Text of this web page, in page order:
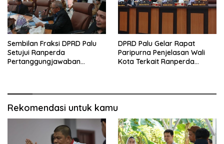
Sembilan Fraksi DPRD Palu
Setujui Ranperda
Pertanggungjawaban
DPRD Palu Gelar Rapat
Paripurna Penjelasan Wali
Kota Terkait Ranperda
Rekomendasi untuk kamu